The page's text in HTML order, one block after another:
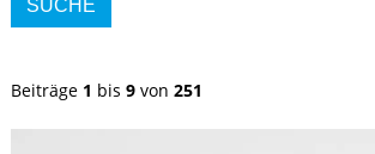
SUCHE
Beiträge 1 bis9 von251